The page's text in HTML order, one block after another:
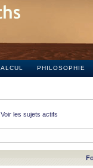
PHILOSOPHIE
Voir les sujets actifs